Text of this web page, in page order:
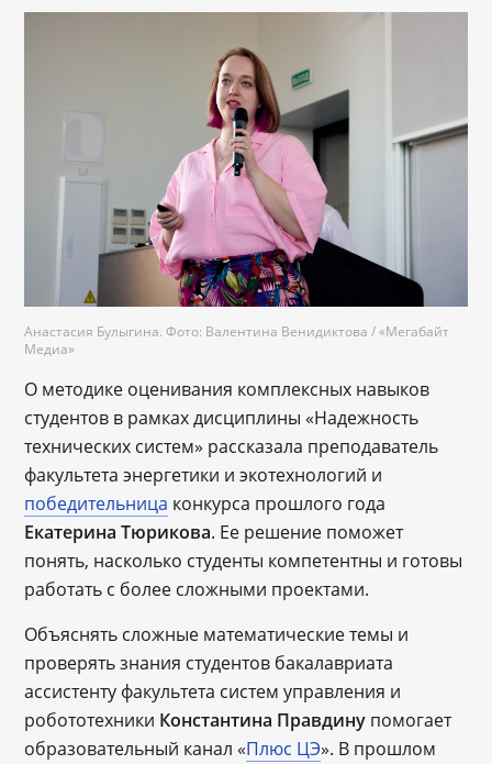
Анастасия Булыгина. Фото: Валентина Венидиктова / «Мегабайт
Медиа»
О методике оценивания комплексных навыков
студентов в рамках дисциплины «Надежность
технических систем» рассказала преподаватель
факультета энергетики и экотехнологий и
победительница конкурса прошлого года
Екатерина Тюрикова. Ее решение поможет
понять, насколько студенты компетентны и готовы
работать с более сложными проектами.
Объяснять сложные математические темы и
проверять знания студентов бакалавриата
ассистенту факультета систем управления и
робототехники Константина Правдину помогает
образовательный канал «Плюс ЦЭ». В прошлом